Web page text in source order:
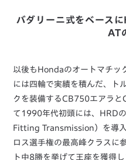
バダリーニ式をベース
AT
以後もHondaのオートマチッ
には四輪で実績を積んだ、ト
クを装備するCB750エアラと
て1990年代初頭には、HRD
Fitting Transmission）を導
ロス選手権の最高峰クラス
ト中8勝を挙げて王座を獲得し